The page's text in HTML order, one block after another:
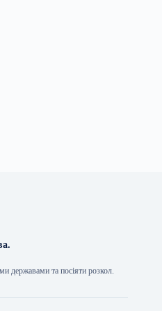
державами та посіяти розкол.